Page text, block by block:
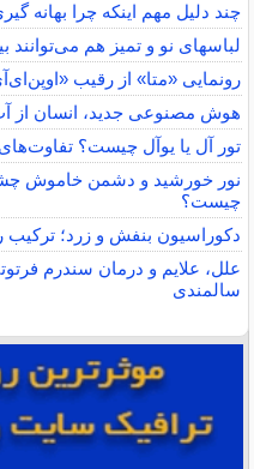
چند دلیل مهم اینکه چرا بهانه
لباس‎های نو و تمیز هم می‌توانند بیماری‌زا باشند!
رونمایی «متا» از رقیب
هوش مصنوعی جدید، انسان از
تور آل یا یوآل چیست؟ تفاوت‌های
نور خورشید و دشمن خاموش
چیست؟
دکوراسیون بنفش و زرد؛ ترکیب
علل، علایم و درمان سندرم
سالمندی